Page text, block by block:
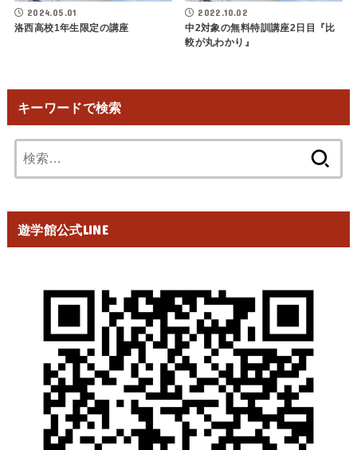
2024.05.01
洛西高校1年生限定の講座
2022.10.02
中2対象の無料特訓講座2日目『比
較が丸わかり』
キーワードで検索
索:
遊学館公式LINE